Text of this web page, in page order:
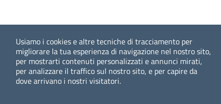
Usiamo i cookies e altre tecniche di tracciamento per
migliorare la tua esperienza di navigazione nel nostro sito,
per mostrarti contenuti personalizzati e annunci mirati,
per analizzare il traffico sul nostro sito, e per capire da
dove arrivano i nostri visitatori.